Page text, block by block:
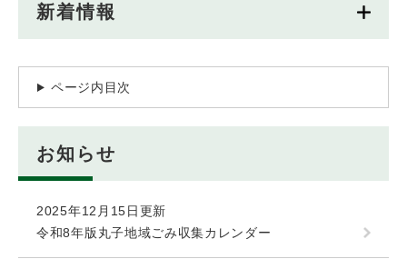
新着情報
ページ内目次
お知らせ
2025年12月15日更新
令和8年版丸子地域ごみ収集カレンダー